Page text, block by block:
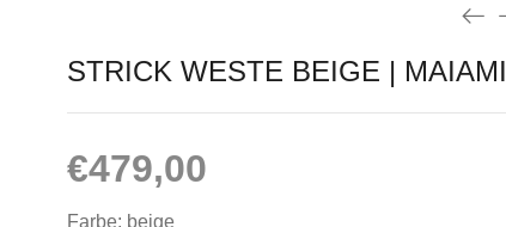
STRICK WESTE BEIGE | MAIAMI
€479,00
Farbe: beige